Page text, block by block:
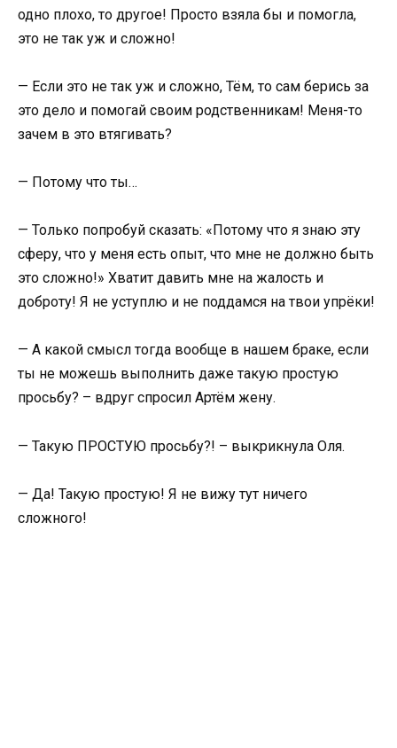
одно плохо, то другое! Просто взяла бы и помогла,
это не так уж и сложно!
— Если это не так уж и сложно, Тём, то сам берись за
это дело и помогай своим родственникам! Меня-то
зачем в это втягивать?
— Потому что ты…
— Только попробуй сказать: «Потому что я знаю эту
сферу, что у меня есть опыт, что мне не должно быть
это сложно!» Хватит давить мне на жалость и
доброту! Я не уступлю и не поддамся на твои упрёки!
— А какой смысл тогда вообще в нашем браке, если
ты не можешь выполнить даже такую простую
просьбу? – вдруг спросил Артём жену.
— Такую ПРОСТУЮ просьбу?! – выкрикнула Оля.
— Да! Такую простую! Я не вижу тут ничего
сложного!